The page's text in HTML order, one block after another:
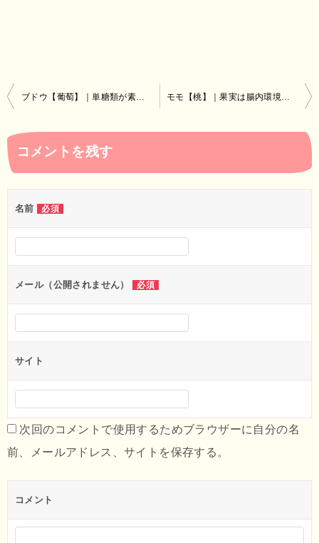
投
ナ
ビ
ー
ョ
ブドウ【葡萄】｜単糖類が素早く吸収され、優れたエネルギー源に モモ【桃】｜果実は腸内環境を整え、種は消炎、葉の煎じ汁は汗疹に
コメントを残す
名前 必須
メール（公開されません） 必須
サイト
次回のコメントで使用するためブラウザーに自分の名
前、メールアドレス、サイトを保存する。
コメント